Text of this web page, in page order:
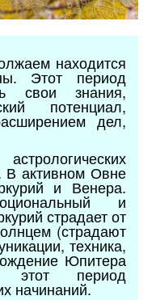
находится
Этот период
свои знания,
потенциал,
дел,
В активном Овне
и Венера.
и
страдает от
(страдают
техника,
Юпитера
период
начинаний.